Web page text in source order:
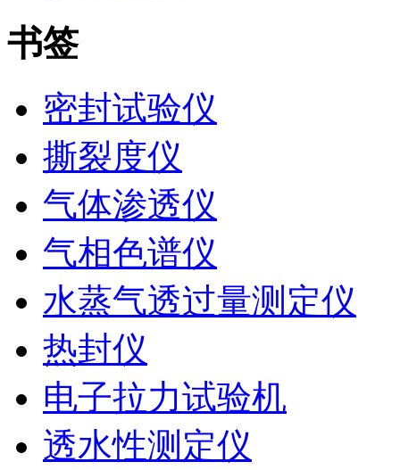
书签
密封试验仪
撕裂度仪
气体渗透仪
气相色谱仪
水蒸气透过量测定仪
热封仪
电子拉力试验机
透水性测定仪